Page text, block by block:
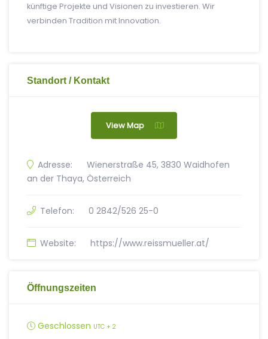
künftige Projekte und Visionen zu investieren. Wir
verbinden Tradition mit Innovation.
Standort / Kontakt
View Map
Adresse:
Wienerstraße 45, 3830 Waidhofen
an der Thaya, Österreich
Telefon: 0 2842/526 25-0
Website: https://www.reissmueller.at/
Öffnungszeiten
Geschlossen UTC + 2